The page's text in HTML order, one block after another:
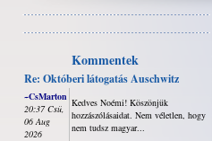
Kommentek
Re: Októberi látogatás Auschwitz
~CsMarton
20:37 Csü,
06 Aug
2026
Kedves Noémi! Köszönjük
hozzászólásaidat. Nem véletlen, hogy
nem tudsz magyar...